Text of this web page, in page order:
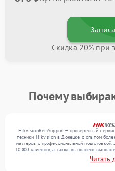
Скидка 20% при
Почему
HikvisionRemSupport — проверенный
техники Hikvision в Донецке с опытом
мастеров с профессиональной
10 000 клиентов, а также выполнено
сервисный центр поступает более 300
широким спектром неисправностей иЧитать